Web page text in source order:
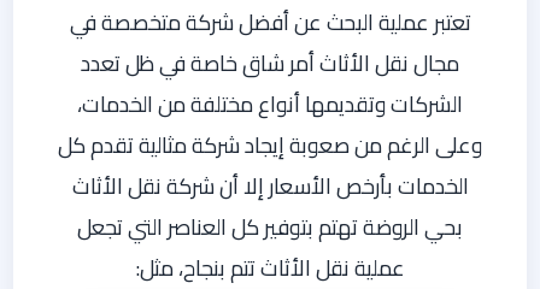
تعتبر عملية البحث عن أفضل شركة متخصصة في
مجال نقل الأثاث أمر شاق خاصة في ظل تعدد
الشركات وتقديمها أنواع مختلفة من الخدمات،
وعلى الرغم من صعوبة إيجاد شركة مثالية تقدم كل
الخدمات بأرخص الأسعار إلا أن شركة نقل الأثاث
بحي الروضة تهتم بتوفير كل العناصر التي تجعل
عملية نقل الأثاث تتم بنجاح، مثل: